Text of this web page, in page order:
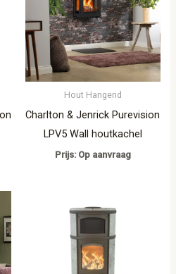
Hout Hangend
Charlton & Jenrick Purevision
LPV5 Wall houtkachel
Prijs: Op aanvraag